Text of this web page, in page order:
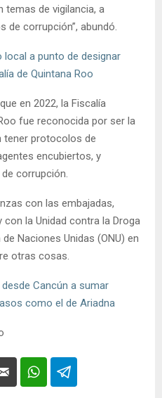
temas de vigilancia, a
de corrupción”, abundó.
local a punto de designar
de Quintana Roo
en 2022, la Fiscalía
fue reconocida por ser la
tener protocolos de
encubiertos, y
corrupción.
con las embajadas,
la Unidad contra la Droga
Naciones Unidas (ONU) en
otras cosas.
Cancún a sumar
como el de Ariadna